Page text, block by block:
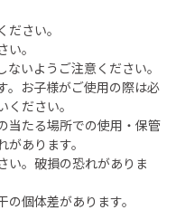
さい。
。
いようご注意ください。
。お子様がご使用の際は必
ださい。
当たる場所での使用・保管
あります。
い。破損の恐れがありま
個体差があります。